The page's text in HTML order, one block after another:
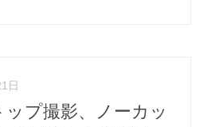
日
プ撮影、ノーカッ